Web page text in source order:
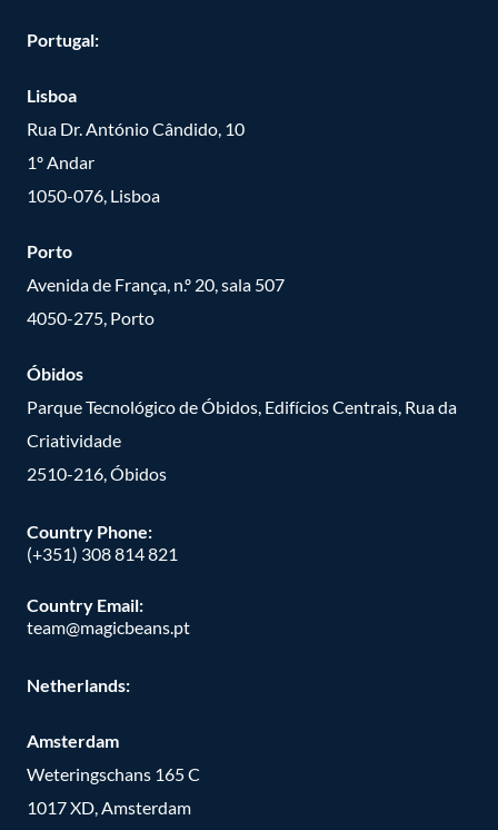
Portugal:
Lisboa
Rua Dr. António Cândido, 10
1º Andar
1050-076, Lisboa
Porto
Avenida de França, n.º 20, sala 507
4050-275, Porto
Óbidos
Parque Tecnológico de Óbidos, Edifícios Centrais, Rua da
Criatividade
2510-216, Óbidos
Country Phone:
(+351) 308 814 821
Country Email:
team@magicbeans.pt
Netherlands:
Amsterdam
Weteringschans 165 C
1017 XD, Amsterdam